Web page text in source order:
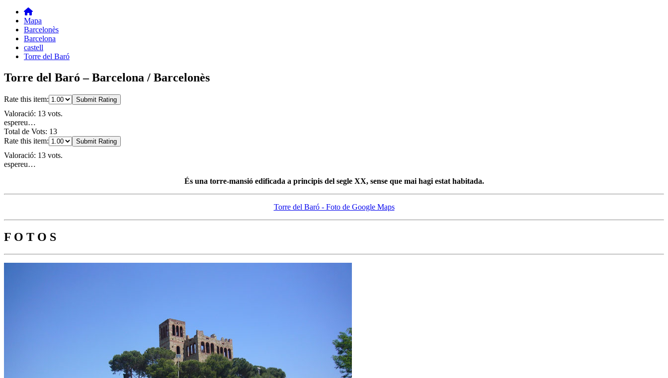
Mapa
Barcelonès
Barcelona
castell
Torre del Baró
Torre del Baró – Barcelona / Barcelonès
Rate this item: Submit Rating
Valoració: 13 vots.
espereu…
Total de Vots: 13
Rate this item:
Submit Rating
Valoració: 13 vots.
espereu…
És una torre-mansió edificada a principis del segle XX, sense que mai hagi estat habitada.
Torre del Baró - Foto de Google Maps
F O T O S